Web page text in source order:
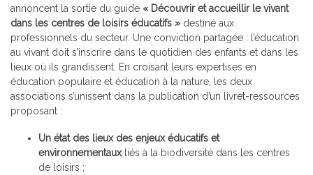
annoncent la sortie du guide « Découvrir et accueillir le vivant
dans les centres de loisirs éducatifs » destiné aux
professionnels du secteur. Une conviction partagée : l’éducation
au vivant doit s’inscrire dans le quotidien des enfants et dans les
lieux où ils grandissent. En croisant leurs expertises en
éducation populaire et éducation à la nature, les deux
associations s’unissent dans la publication d’un livret-ressources
proposant :
Un état des lieux des enjeux éducatifs et
environnementauxliés à la biodiversité dans les centres
de loisirs ;